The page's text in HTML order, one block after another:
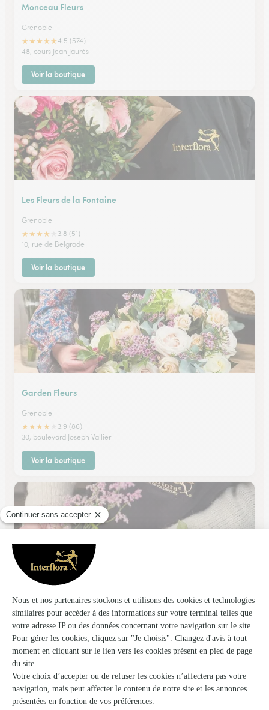
Monceau Fleurs
Grenoble
★★★★★4.5 (574)
48, cours Jean Jaurès
Voir la boutique
Les Fleurs de la Fontaine
Grenoble
★★★★
3.8 (51)
10, rue de Belgrade
Voir la boutique
Garden Fleurs
Grenoble
★★★★
3.9 (86)
30, boulevard Joseph Vallier
Voir la boutique
Atelier Flor Designer
Grenoble
★
27, avenue Maréchal Randon
Voir la boutique